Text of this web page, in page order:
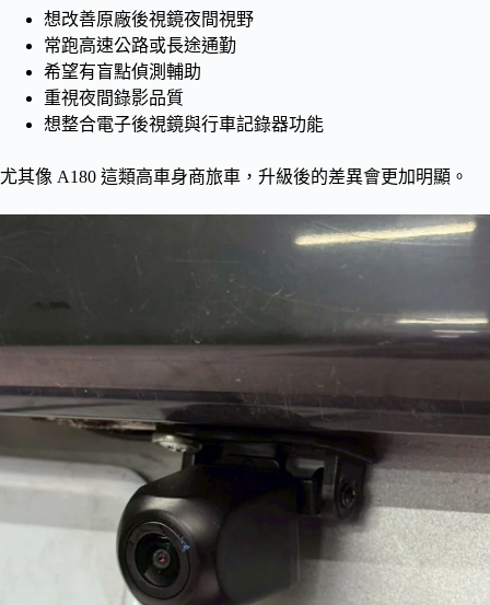
想改善原廠後視鏡夜間視野
常跑高速公路或長途通勤
希望有盲點偵測輔助
重視夜間錄影品質
想整合電子後視鏡與行車記錄器功能
尤其像 A180 這類高車身商旅車，升級後的差異會更加明顯。